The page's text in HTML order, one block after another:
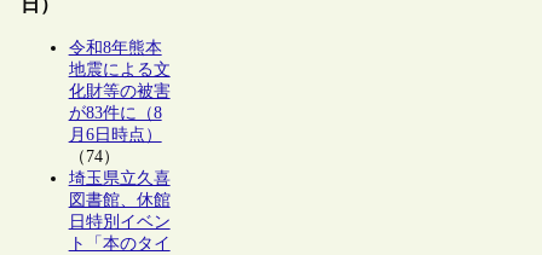
令和8年熊本
地震による文
化財等の被害
が83件に（8
月6日時点）
（74）
埼玉県立久喜
図書館、休館
日特別イベン
ト「本のタイ